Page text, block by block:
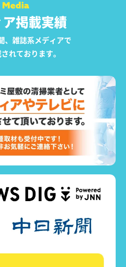
掲載実績
、雑誌系メディアで
れております。